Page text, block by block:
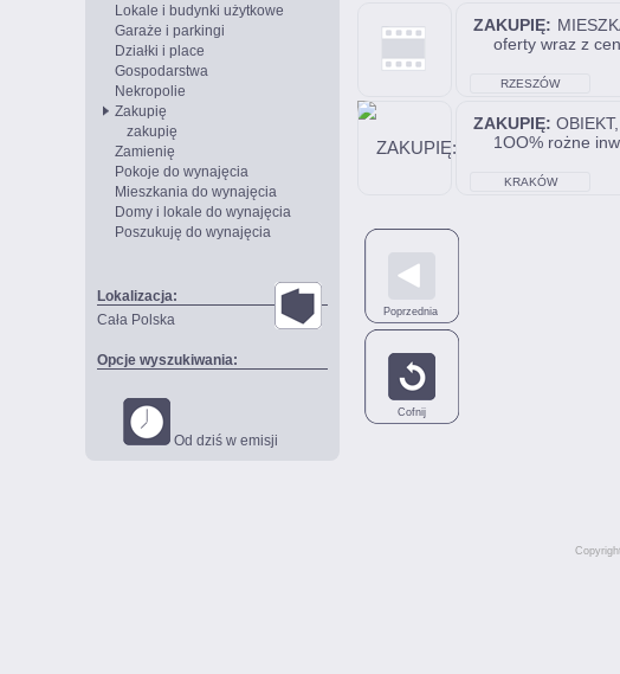
Lokale i budynki użytkowe
Garaże i parkingi
Działki i place
Gospodarstwa
Nekropolie
Zakupię
zakupię
Zamienię
Pokoje do wynajęcia
Mieszkania do wynajęcia
Domy i lokale do wynajęcia
Poszukuję do wynajęcia
Lokalizacja:
Cała Polska
Opcje wyszukiwania:
Od dziś w emisji
ZAKUPIĘ:
oferty wraz z
RZESZÓW
ZAKUPIĘ:
1OO% rożne
KRAKÓW
Poprzednia
Cofnij